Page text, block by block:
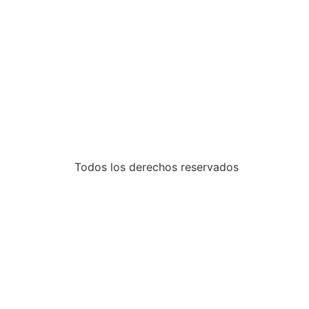
Todos los derechos reservados